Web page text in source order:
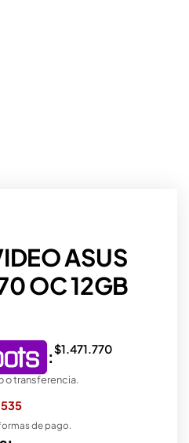
ASUS
OC 12GB
:$1.471.770
o transferencia.
de pago.